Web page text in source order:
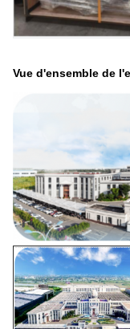
Vue d'ensemble de